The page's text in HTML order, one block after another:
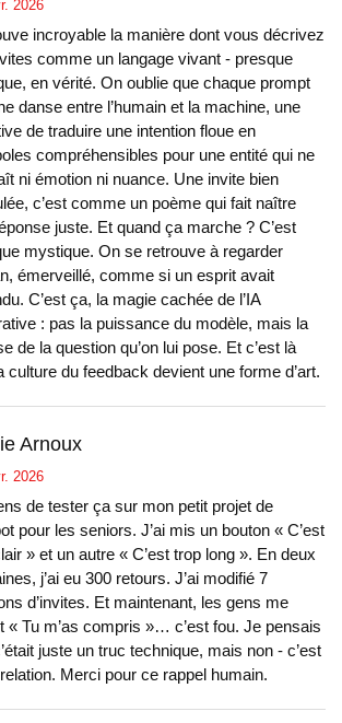
2026
incroyable la manière dont vous décrivez
comme un langage vivant - presque
en vérité. On oublie que chaque prompt
danse entre l’humain et la machine, une
de traduire une intention floue en
compréhensibles pour une entité qui ne
ni émotion ni nuance. Une invite bien
c’est comme un poème qui fait naître
juste. Et quand ça marche ? C’est
mystique. On se retrouve à regarder
émerveillé, comme si un esprit avait
C’est ça, la magie cachée de l’IA
: pas la puissance du modèle, mais la
de la question qu’on lui pose. Et c’est là
culture du feedback devient une forme d’art.
Arnoux
2026
de tester ça sur mon petit projet de
pour les seniors. J’ai mis un bouton « C’est
» et un autre « C’est trop long ». En deux
j’ai eu 300 retours. J’ai modifié 7
d’invites. Et maintenant, les gens me
« Tu m’as compris »… c’est fou. Je pensais
juste un truc technique, mais non - c’est
Merci pour ce rappel humain.